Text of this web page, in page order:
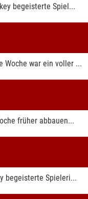
begeisterte Spiel...
Woche war ein voller ...
früher abbauen...
begeisterte Spieleri...